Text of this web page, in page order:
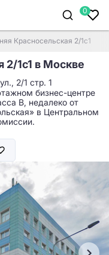
0
Красносельская 2/1c1
2/1c1 в Москве
2/1 стр. 1
бизнес-центре
B, недалеко от
в Центральном